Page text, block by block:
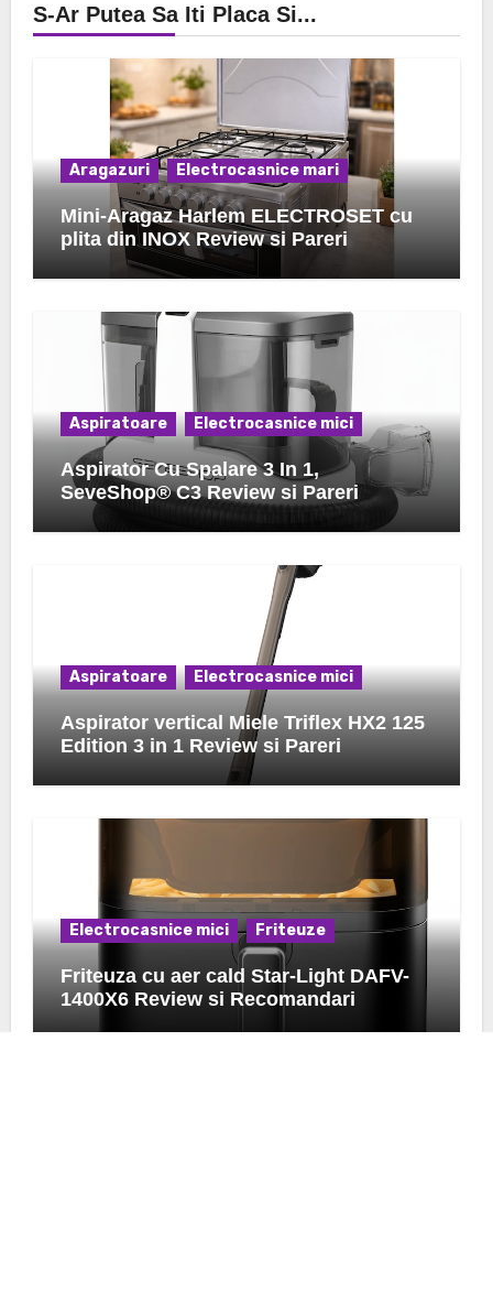
S-Ar Putea Sa Iti Placa Si...
Aragazuri Electrocasnice mari
Mini-Aragaz Harlem ELECTROSET cu
plita din INOX Review si Pareri
Aspiratoare Electrocasnice mici
Aspirator Cu Spalare 3 In 1,
SeveShop® C3 Review si Pareri
Aspiratoare Electrocasnice mici
Aspirator vertical Miele Triflex HX2 125
Edition 3 in 1 Review si Pareri
Electrocasnice mici Friteuze
Friteuza cu aer cald Star-Light DAFV-
1400X6 Review si Recomandari